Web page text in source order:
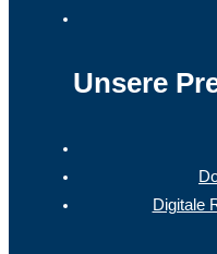
Unsere
Digitale